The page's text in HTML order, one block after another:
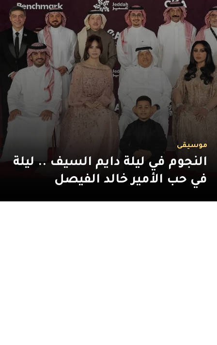
موسيقى
النجوم في ليلة دايم السيف .. ليلة
في حب الأمير خالد الفيصل